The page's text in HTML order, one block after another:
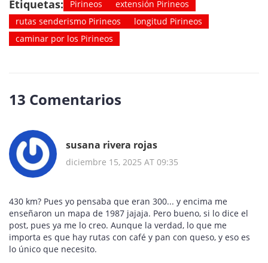
Etiquetas: Pirineos
extensión Pirineos
rutas senderismo Pirineos
longitud Pirineos
caminar por los Pirineos
13 Comentarios
susana rivera rojas
diciembre 15, 2025 AT 09:35
430 km? Pues yo pensaba que eran 300... y encima me
enseñaron un mapa de 1987 jajaja. Pero bueno, si lo dice el
post, pues ya me lo creo. Aunque la verdad, lo que me
importa es que hay rutas con café y pan con queso, y eso es
lo único que necesito.